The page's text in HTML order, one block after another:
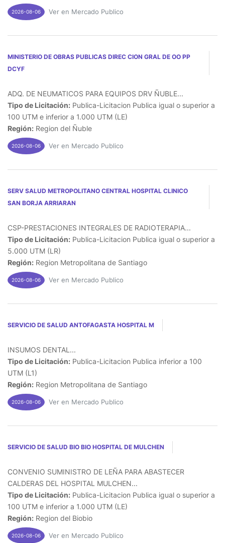
2026-08-06 Ver en Mercado Publico
MINISTERIO DE OBRAS PUBLICAS DIREC CION GRAL DE OO PP
DCYF
ADQ. DE NEUMATICOS PARA EQUIPOS DRV ÑUBLE...
Tipo de Licitación: Publica-Licitacion Publica igual o superior a
100 UTM e inferior a 1.000 UTM (LE)
Región: Region del Ñuble
2026-08-06 Ver en Mercado Publico
SERV SALUD METROPOLITANO CENTRAL HOSPITAL CLINICO
SAN BORJA ARRIARAN
CSP-PRESTACIONES INTEGRALES DE RADIOTERAPIA...
Tipo de Licitación: Publica-Licitacion Publica igual o superior a
5.000 UTM (LR)
Región: Region Metropolitana de Santiago
2026-08-06 Ver en Mercado Publico
SERVICIO DE SALUD ANTOFAGASTA HOSPITAL M
INSUMOS DENTAL...
Tipo de Licitación: Publica-Licitacion Publica inferior a 100
UTM (L1)
Región: Region Metropolitana de Santiago
2026-08-06 Ver en Mercado Publico
SERVICIO DE SALUD BIO BIO HOSPITAL DE MULCHEN
CONVENIO SUMINISTRO DE LEÑA PARA ABASTECER
CALDERAS DEL HOSPITAL MULCHEN...
Tipo de Licitación: Publica-Licitacion Publica igual o superior a
100 UTM e inferior a 1.000 UTM (LE)
Región: Region del Biobio
2026-08-06 Ver en Mercado Publico